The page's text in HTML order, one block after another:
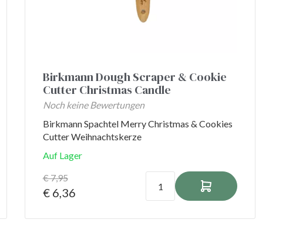
Birkmann Dough Scraper & Cookie
Cutter Christmas Candle
Noch keine Bewertungen
Birkmann Spachtel Merry Christmas & Cookies
Cutter Weihnachtskerze
Auf Lager
€ 7,95
€ 6,36